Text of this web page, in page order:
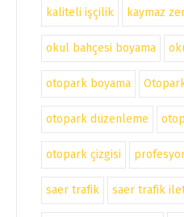
kaliteli işçilik kaymaz
okul bahçesi boyama
otopark boyama
otopark düzenleme
otopark çizgisi
saer trafik saer trafik